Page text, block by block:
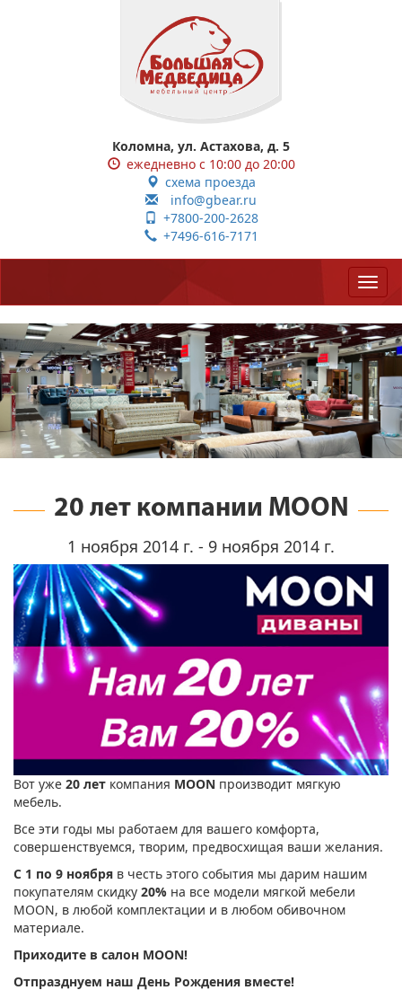
Коломна, ул. Астахова, д. 5
ежедневно с 10:00 до 20:00
схема проезда
info@gbear.ru
+7800-200-2628
+7496-616-7171
20 лет компании MOON
1 ноября 2014 г. - 9 ноября 2014 г.
Вот уже 20 лет компания MOON производит мягкую
мебель.
Все эти годы мы работаем для вашего комфорта,
совершенствуемся, творим, предвосхищая ваши желания.
С 1 по 9 ноября в честь этого события мы дарим нашим
покупателям скидку 20% на все модели мягкой мебели
MOON, в любой комплектации и в любом обивочном
материале.
Приходите в салон MOON!
Отпразднуем наш День Рождения вместе!